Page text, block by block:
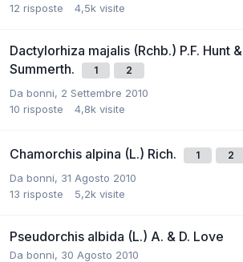
12 risposte 4,5k visite
Dactylorhiza majalis (Rchb.) P.F. Hunt &
Summerth.
1 2
Da bonni, 2 Settembre 2010
10 risposte 4,8k visite
Chamorchis alpina (L.) Rich. 1 2
Da bonni, 31 Agosto 2010
13 risposte 5,2k visite
Pseudorchis albida (L.) A. & D. Love
Da bonni, 30 Agosto 2010